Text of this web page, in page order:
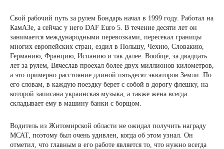
Свой рабочий путь за рулем Бондарь начал в 1999 году. Работал на
КамАЗе, а сейчас у него DAF Euro 5. В течение десяти лет он
занимается международными перевозками, пересекал границы
многих европейских стран, ездил в Польшу, Чехию, Словакию,
Германию, Францию, Испанию и так далее. Вообще, за двадцать
лет за рулем, Вячеслав проехал более двух миллионов километров,
а это примерно расстояние длиной пятьдесят экваторов Земли. По
его словам, в каждую поездку берет с собой в дорогу флешку, на
которой записана украинская музыка, а также жена всегда
складывает ему в машину банки с борщом.
Водитель из Житомирской области не ожидал получить награду
МСАТ, поэтому был очень удивлен, когда об этом узнал. Он
отметил, что главным в его работе является то, что нужно всегда